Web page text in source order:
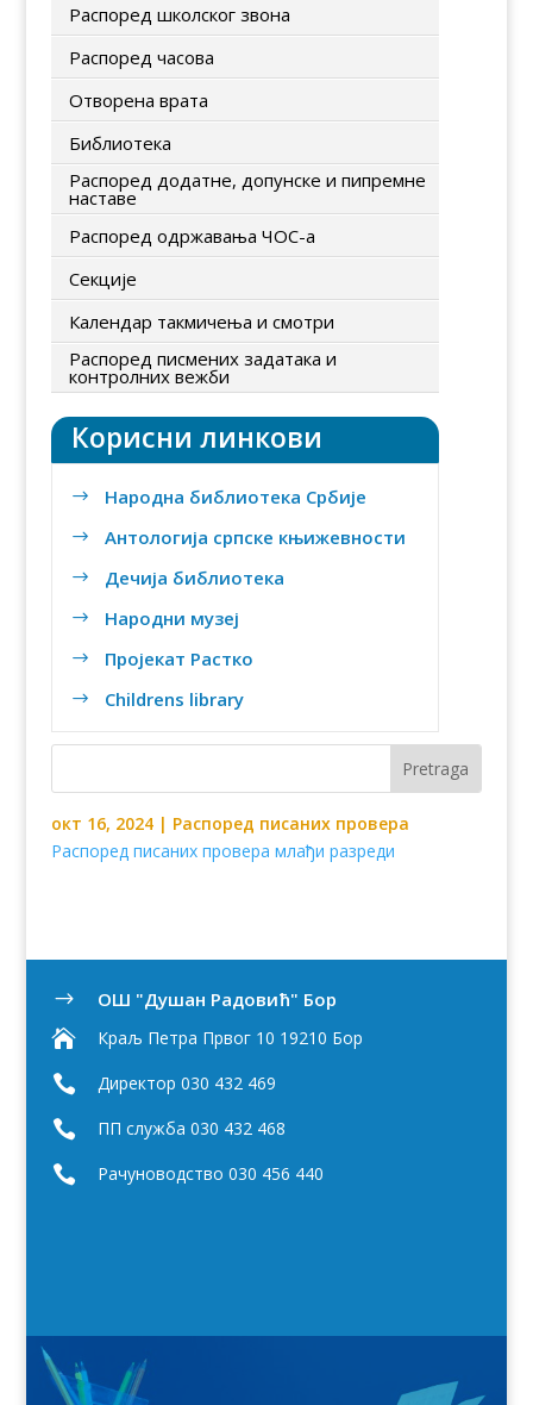
Распоред школског звона
Распоред часова
Отворена врата
Библиотека
Распоред додатне, допунске и пипремне
наставе
Распоред одржавања ЧОС-а
Секције
Календар такмичења и смотри
Распоред писмених задатака и
контролних вежби
Корисни линкови
$ Народна библиотека Србије
$ Антологија српске књижевности
$ Дечија библиотека
$ Народни музеј
$ Пројекат Растко
$ Childrens library
окт 16, 2024| Распоред писаних провера
Распоред писаних провера млађи разреди
$
OШ "Душан Радовић" Бор

Краљ Петра Првог 10 19210 Бор
 Директор 030 432 469
 ПП служба 030 432 468
 Рачуноводство 030 456 440